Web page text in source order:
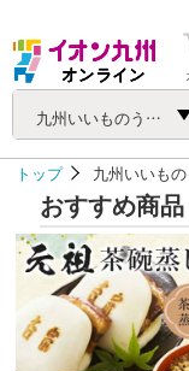
九州いいものうまいもの
トップ 九州いいも
おすすめ商品